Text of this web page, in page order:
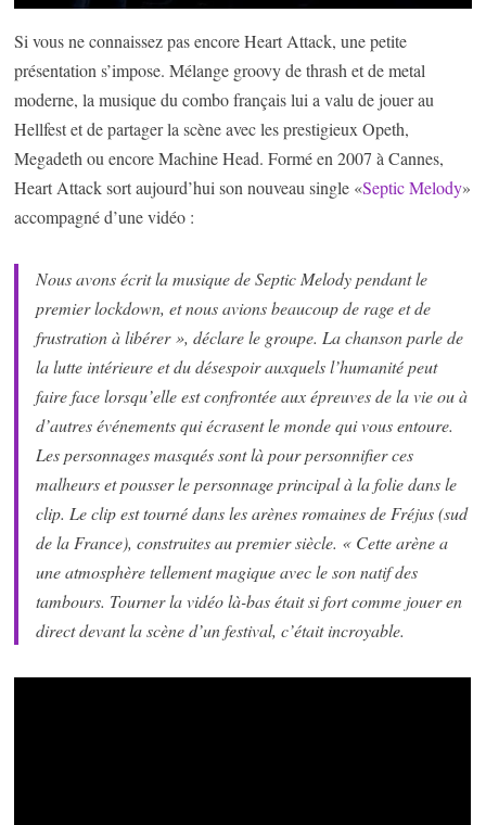
Si vous ne connaissez pas encore Heart Attack, une petite
présentation s’impose. Mélange groovy de thrash et de metal
moderne, la musique du combo français lui a valu de jouer au
Hellfest et de partager la scène avec les prestigieux Opeth,
Megadeth ou encore Machine Head. Formé en 2007 à Cannes,
Heart Attack sort aujourd’hui son nouveau single «Septic Melody»
accompagné d’une vidéo :
Nous avons écrit la musique de Septic Melody pendant le
premier lockdown, et nous avions beaucoup de rage et de
frustration à libérer », déclare le groupe. La chanson parle de
la lutte intérieure et du désespoir auxquels l’humanité peut
faire face lorsqu’elle est confrontée aux épreuves de la vie ou à
d’autres événements qui écrasent le monde qui vous entoure.
Les personnages masqués sont là pour personnifier ces
malheurs et pousser le personnage principal à la folie dans le
clip. Le clip est tourné dans les arènes romaines de Fréjus (sud
de la France), construites au premier siècle. « Cette arène a
une atmosphère tellement magique avec le son natif des
tambours. Tourner la vidéo là-bas était si fort comme jouer en
direct devant la scène d’un festival, c’était incroyable.